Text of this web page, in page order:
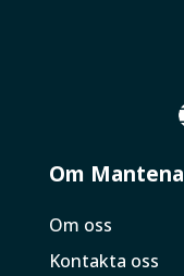
Om Mantena
Om oss
Kontakta oss